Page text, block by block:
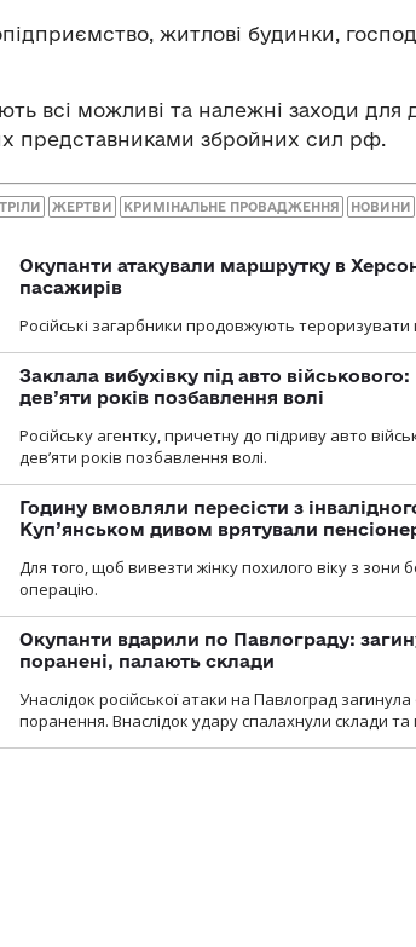
житлові будинки,
всі можливі та належні заходи для
представниками збройних сил рф.
ЖЕРТВИ КРИМІНАЛЬНЕ ПРОВАДЖЕННЯ НОВИНИ
Окупанти атакували маршрутку в
пасажирів
Російські загарбники продовжують
Заклала вибухівку під авто
дев’яти років позбавлення волі
Російську агентку, причетну до підриву авто
дев’яти років позбавлення волі.
Годину вмовляли пересісти з
Куп’янськом дивом врятували
Для того, щоб вивезти жінку похилого віку з зони
операцію.
Окупанти вдарили по Павлограду:
поранені, палають склади
Унаслідок російської атаки на Павлоград
поранення. Внаслідок удару спалахнули склади та